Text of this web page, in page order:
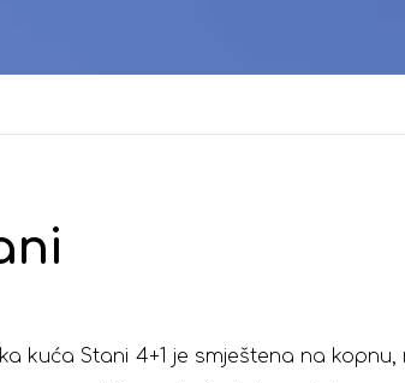
kuća Stani 4+1 je smještena na